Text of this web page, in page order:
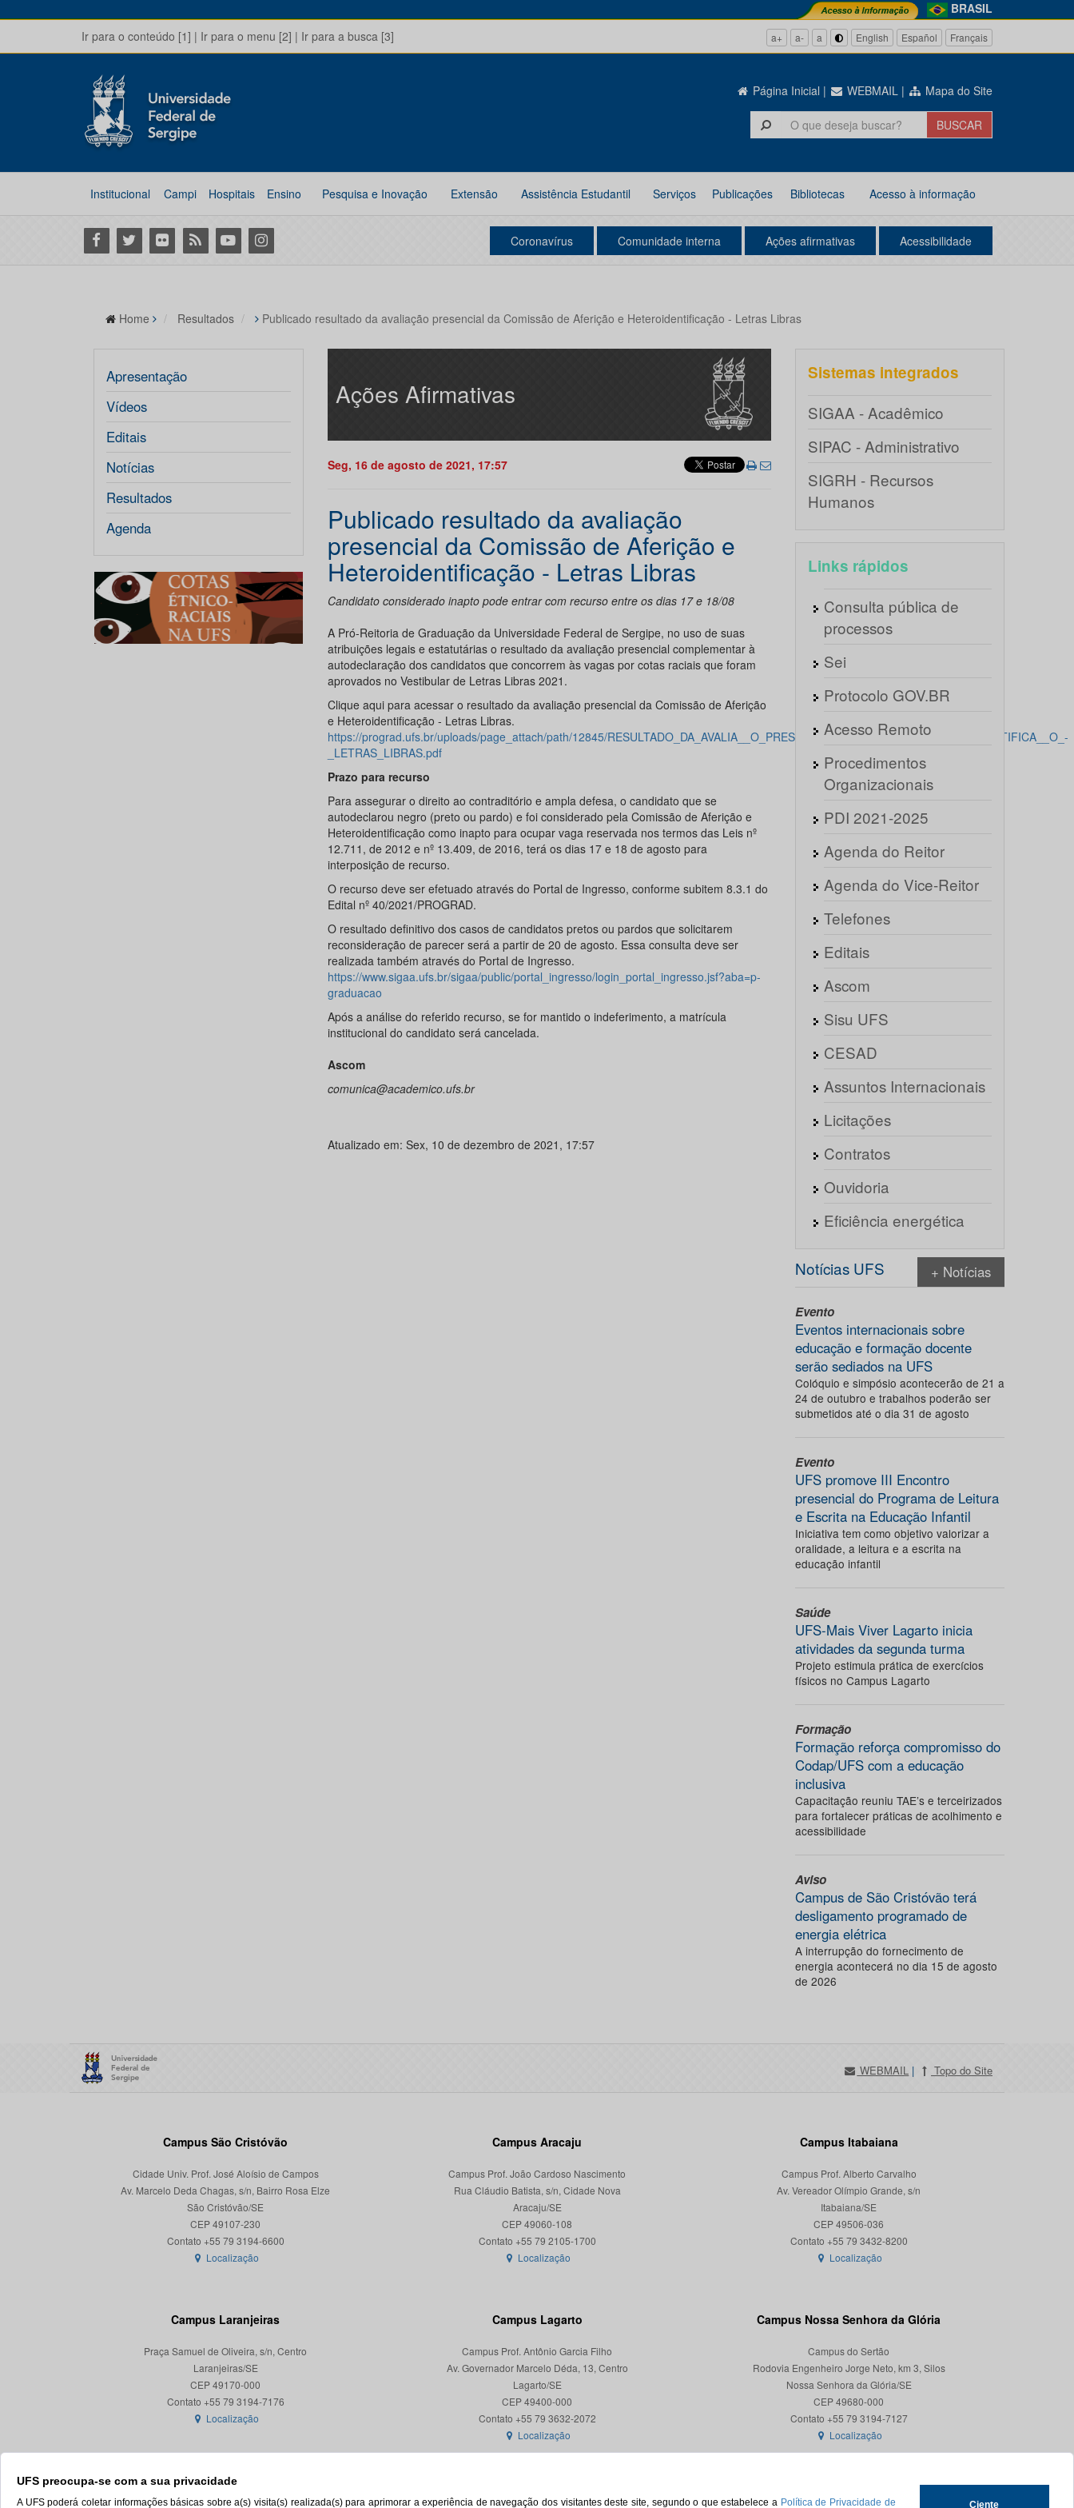
BRASIL
Ir para o conteúdo [1] | Ir para o menu [2] | Ir para a busca [3] a+ a- a English Español Français
Página Inicial | WEBMAIL | Mapa do Site
Institucional Campi Hospitais Ensino Pesquisa e Inovação Extensão Assistência Estudantil Serviços Publicações Bibliotecas Acesso à informação
Facebook
Twitter Flickr RSS YoutubeInstagram Coronavírus Comunidade interna Ações afirmativas Acessibilidade
UFS preocupa-se com a sua privacidade
A UFS poderá coletar informações básicas sobre a(s) visita(s) realizada(s) para aprimorar a experiência de navegação dos visitantes deste site, segundo o que estabelece a Política de Privacidade de Ciente
Home Resultados Publicado resultado da avaliação presencial da Comissão de Aferição e Heteroidentificação - Letras Libras
Apresentação
Vídeos
Editais
Notícias
Resultados
Agenda
Ações Afirmativas
Seg, 16 de agosto de 2021, 17:57
Publicado resultado da avaliação
presencial da Comissão de Aferição e
Heteroidentificação - Letras Libras
Candidato considerado inapto pode entrar com recurso entre os dias 17 e 18/08
A Pró-Reitoria de Graduação da Universidade Federal de Sergipe, no uso de suas
atribuições legais e estatutárias o resultado da avaliação presencial complementar à
autodeclaração dos candidatos que concorrem às vagas por cotas raciais que foram
aprovados no Vestibular de Letras Libras 2021.
Clique aqui para acessar o resultado da avaliação presencial da Comissão de Aferição
e Heteroidentificação - Letras Libras.
https://prograd.ufs.br/uploads/page_attach/path/12845/RESULTADO_DA_AVALIA__O_PRESENCIAL_DA_BANCA_DE_HETEROIDENTIFICA__O_-
_LETRAS_LIBRAS.pdf
Prazo para recurso
Para assegurar o direito ao contraditório e ampla defesa, o candidato que se
autodeclarou negro (preto ou pardo) e foi considerado pela Comissão de Aferição e
Heteroidentificação como inapto para ocupar vaga reservada nos termos das Leis nº
12.711, de 2012 e nº 13.409, de 2016, terá os dias 17 e 18 de agosto para
interposição de recurso.
O recurso deve ser efetuado através do Portal de Ingresso, conforme subitem 8.3.1 do
Edital nº 40/2021/PROGRAD.
O resultado definitivo dos casos de candidatos pretos ou pardos que solicitarem
reconsideração de parecer será a partir de 20 de agosto. Essa consulta deve ser
realizada também através do Portal de Ingresso.
https://www.sigaa.ufs.br/sigaa/public/portal_ingresso/login_portal_ingresso.jsf?aba=p-
graduacao
Após a análise do referido recurso, se for mantido o indeferimento, a matrícula
institucional do candidato será cancelada.
Ascom
comunica@academico.ufs.br
Atualizado em: Sex, 10 de dezembro de 2021, 17:57
Sistemas integrados
SIGAA - Acadêmico
SIPAC - Administrativo
SIGRH - Recursos
Humanos
Links rápidos
Consulta pública de
processos
Sei
Protocolo GOV.BR
Acesso Remoto
Procedimentos
Organizacionais
PDI 2021-2025
Agenda do Reitor
Agenda do Vice-Reitor
Telefones
Editais
Ascom
Sisu UFS
CESAD
Assuntos Internacionais
Licitações
Contratos
Ouvidoria
Eficiência energética
Notícias UFS + Notícias
Evento
Eventos internacionais sobre
educação e formação docente
serão sediados na UFS
Colóquio e simpósio acontecerão de 21 a
24 de outubro e trabalhos poderão ser
submetidos até o dia 31 de agosto
Evento
UFS promove III Encontro
presencial do Programa de Leitura
e Escrita na Educação Infantil
Iniciativa tem como objetivo valorizar a
oralidade, a leitura e a escrita na
educação infantil
Saúde
UFS-Mais Viver Lagarto inicia
atividades da segunda turma
Projeto estimula prática de exercícios
físicos no Campus Lagarto
Formação
Formação reforça compromisso do
Codap/UFS com a educação
inclusiva
Capacitação reuniu TAE’s e terceirizados
para fortalecer práticas de acolhimento e
acessibilidade
Aviso
Campus de São Cristóvão terá
desligamento programado de
energia elétrica
A interrupção do fornecimento de
energia acontecerá no dia 15 de agosto
de 2026
WEBMAIL | Topo do Site
Campus São Cristóvão
Cidade Univ. Prof. José Aloísio de Campos
Av. Marcelo Deda Chagas, s/n, Bairro Rosa Elze
São Cristóvão/SE
CEP 49107-230
Localização
Campus Aracaju
Campus Prof. João Cardoso Nascimento
Rua Cláudio Batista, s/n, Cidade Nova
Aracaju/SE
CEP 49060-108
Localização
Campus Itabaiana
Campus Prof. Alberto Carvalho
Av. Vereador Olímpio Grande, s/n
Itabaiana/SE
CEP 49506-036
Localização
Campus Laranjeiras
Praça Samuel de Oliveira, s/n, Centro
Laranjeiras/SE
CEP 49170-000
Localização
Campus Lagarto
Campus Prof. Antônio Garcia Filho
Av. Governador Marcelo Déda, 13, Centro
Lagarto/SE
CEP 49400-000
Localização
Campus Nossa Senhora da Glória
Campus do Sertão
Rodovia Engenheiro Jorge Neto, km 3, Silos
Nossa Senhora da Glória/SE
CEP 49680-000
Contato +55 79 3194-7127
Localização